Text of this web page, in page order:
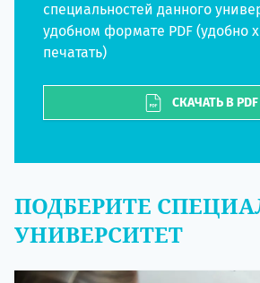
специальностей данного
удобном формате PDF (удобно
печатать)
СКАЧАТЬ В PDF
ПОДБЕРИТЕ
УНИВЕРСИТЕТ